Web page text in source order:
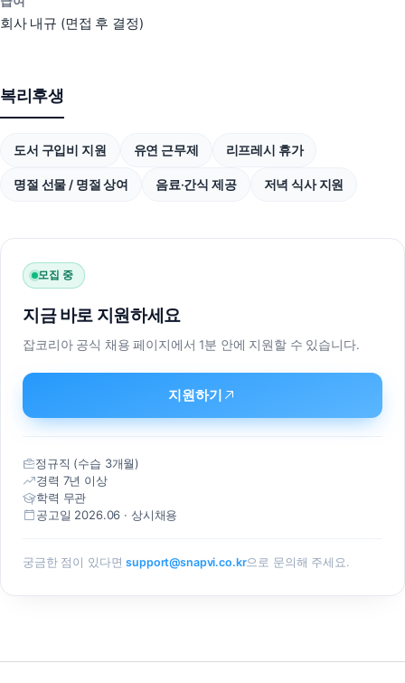
문의 솔루션 복수 선택 가능
기타 / 전체 상담
회사명
연락처
개인정보 필수항목 수집 및 이용 동의
㈜스냅컴퍼니(이하 “회사”라 함)은(는) “도입 문의”를 통한 상
회사명, 담당자명, 연락처, 이메일, 문의 내용
회사 내규 (면접 후 결정)
복리후생
도서 구입비 지원 유연 근무제 리프레시 휴가
명절 선물 / 명절 상여 음료·간식 제공 저녁 식사 지원
모집 중
지금 바로 지원하세요
잡코리아 공식 채용 페이지에서 1분 안에 지원할 수 있습니다.
지원하기
정규직 (수습 3개월)
경력 7년 이상
학력 무관
공고일 2026.06 · 상시채용
궁금한 점이 있다면support@snapvi.co.kr으로 문의해 주세요.